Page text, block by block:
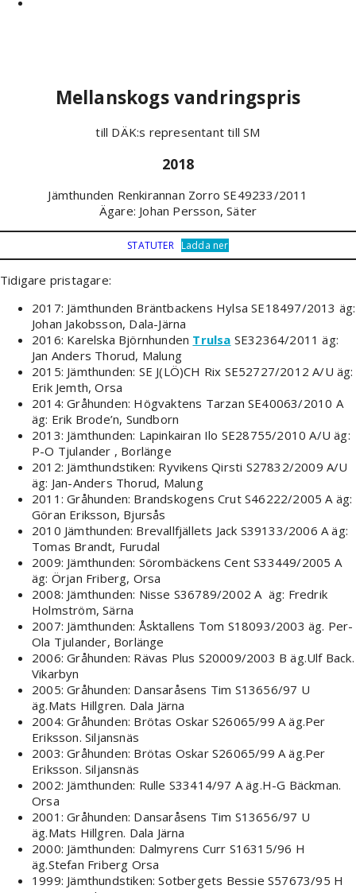
Mellanskogs vandringspris
till DÄK:s representant till SM
2018
Jämthunden Renkirannan Zorro SE49233/2011
Ägare: Johan Persson, Säter
STATUTER Ladda ner
Tidigare pristagare:
2017: Jämthunden Bräntbackens Hylsa SE18497/2013 äg:
Johan Jakobsson, Dala-Järna
2016: Karelska Björnhunden Trulsa SE32364/2011 äg:
Jan Anders Thorud, Malung
2015: Jämthunden: SE J(LÖ)CH Rix SE52727/2012 A/U äg:
Erik Jemth, Orsa
2014: Gråhunden: Högvaktens Tarzan SE40063/2010 A
äg: Erik Brode’n, Sundborn
2013: Jämthunden: Lapinkairan Ilo SE28755/2010 A/U äg:
P-O Tjulander , Borlänge
2012: Jämthundstiken: Ryvikens Qirsti S27832/2009 A/U
äg: Jan-Anders Thorud, Malung
2011: Gråhunden: Brandskogens Crut S46222/2005 A äg:
Göran Eriksson, Bjursås
2010 Jämthunden: Brevallfjällets Jack S39133/2006 A äg:
Tomas Brandt, Furudal
2009: Jämthunden: Sörombäckens Cent S33449/2005 A
äg: Örjan Friberg, Orsa
2008: Jämthunden: Nisse S36789/2002 A äg: Fredrik
Holmström, Särna
2007: Jämthunden: Åsktallens Tom S18093/2003 äg. Per-
Ola Tjulander, Borlänge
2006: Gråhunden: Rävas Plus S20009/2003 B äg.Ulf Back.
Vikarbyn
2005: Gråhunden: Dansaråsens Tim S13656/97 U
äg.Mats Hillgren. Dala Järna
2004: Gråhunden: Brötas Oskar S26065/99 A äg.Per
Eriksson. Siljansnäs
2003: Gråhunden: Brötas Oskar S26065/99 A äg.Per
Eriksson. Siljansnäs
2002: Jämthunden: Rulle S33414/97 A äg.H-G Bäckman.
Orsa
2001: Gråhunden: Dansaråsens Tim S13656/97 U
äg.Mats Hillgren. Dala Järna
2000: Jämthunden: Dalmyrens Curr S16315/96 H
äg.Stefan Friberg Orsa
1999: Jämthundstiken: Sotbergets Bessie S57673/95 H